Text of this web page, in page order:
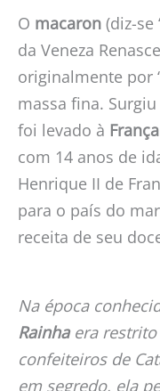
O macaron (diz-se
da Veneza
originalmente por
massa fina.
foi levado à França
com 14 anos de
Henrique II de
para o país do
receita de seu
Na época
Rainhaera restrito
confeiteiros de
em segredo, ela